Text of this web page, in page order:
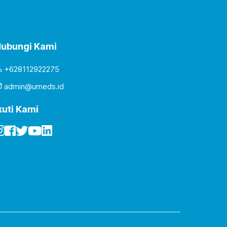
Kami
+628112922275
admin@umeds.id
Kami